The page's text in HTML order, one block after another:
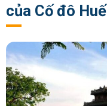
của Cố đô Huế